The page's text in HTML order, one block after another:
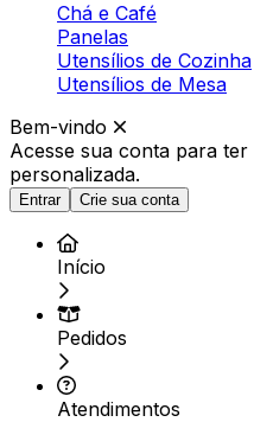
Chá e Café
Panelas
Utensílios de Cozinha
Utensílios de Mesa
Bem-vindo
Acesse sua conta para ter
personalizada.
Entrar Crie sua conta
Início
Pedidos
Atendimentos